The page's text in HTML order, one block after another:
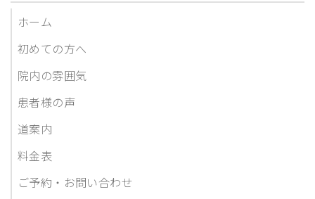
ホーム
初めての方へ
院内の雰囲気
患者様の声
道案内
料金表
ご予約・お問い合わせ